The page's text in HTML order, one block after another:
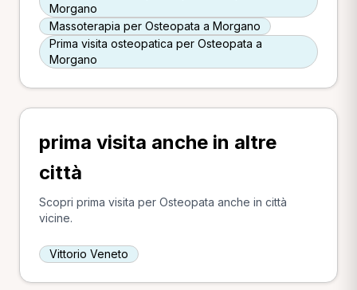
Morgano
Massoterapia per Osteopata a Morgano
Prima visita osteopatica per Osteopata a
Morgano
prima visita anche in altre
città
Scopri prima visita per Osteopata anche in città
vicine.
Vittorio Veneto